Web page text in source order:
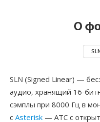
О
SLN (Signed Linear) —
аудио, хранящий 16-
сэмплы при 8000 Гц в
с Asterisk — АТС с